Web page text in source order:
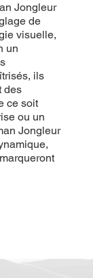
Jongleur
de
visuelle,
un
ils
des
ce soit
ou un
Jongleur